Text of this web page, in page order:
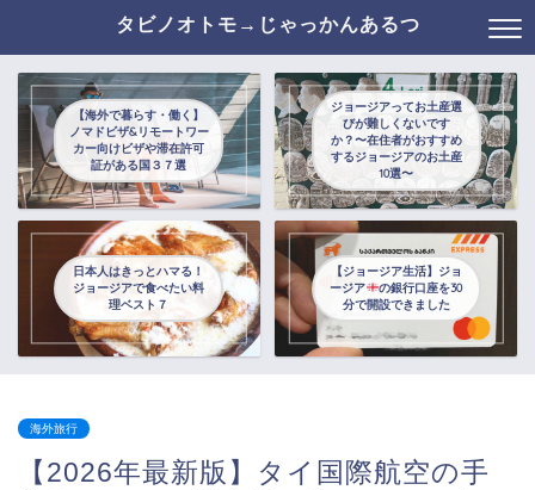
タビノオトモ→じゃっかんあるつ
【海外で暮らす・働く】
ノマドビザ&リモートワー
カー向けビザや滞在許可
証がある国３７選
ジョージアってお土産選
びが難しくないです
か？〜在住者がおすすめ
するジョージアのお土産
10選〜
日本人はきっとハマる！
ジョージアで食べたい料
理ベスト７
【ジョージア生活】ジョ
ージア
の銀行口座を30
分で開設できました
海外旅行
【2026年最新版】タイ国際航空の手